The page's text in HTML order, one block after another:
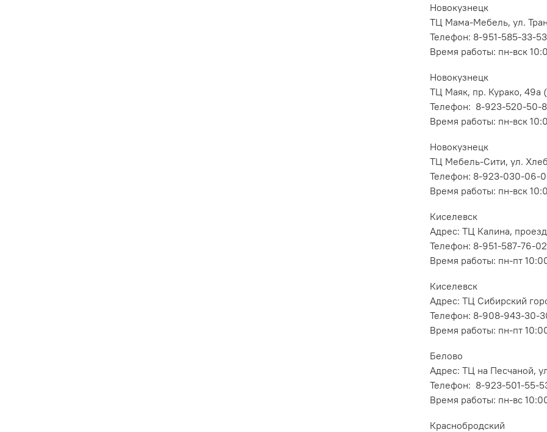
Новокузнецк
ТЦ Мама-Мебель, ул.
Телефон: 8-951-585-33-53
Время работы: пн-вск
Новокузнецк
ТЦ Маяк, пр. Курако, 49а
Телефон: 8-923-520-50-
Время работы: пн-вск
Новокузнецк
ТЦ Мебель-Сити, ул.
Телефон: 8-923-030-06-
Время работы: пн-вск
Киселевск
Адрес: ТЦ Калина,
Телефон: 8-951-587-76-02
Время работы: пн-пт
Киселевск
Адрес: ТЦ Сибирский
Телефон: 8-908-943-30-
Время работы: пн-пт
Белово
Адрес: ТЦ на Песчаной,
Телефон: 8-923-501-55-
Время работы: пн-вс
Краснобродский